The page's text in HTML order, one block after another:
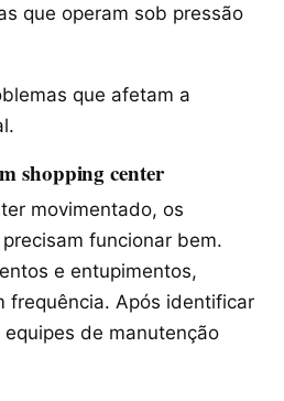
que operam sob pressão
que afetam a
shopping center
movimentado, os
funcionar bem.
e entupimentos,
frequência. Após identificar
de manutenção